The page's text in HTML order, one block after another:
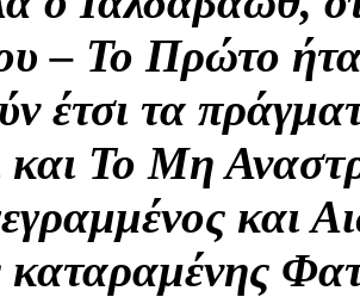
– Το Πρώτο
έτσι τα
και Το Μη
και
καταραμένης